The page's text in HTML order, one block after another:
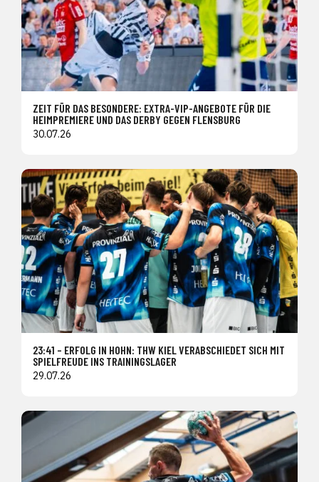
ZEIT FÜR DAS BESONDERE: EXTRA-VIP-ANGEBOTE FÜR DIE
HEIMPREMIERE UND DAS DERBY GEGEN FLENSBURG
30.07.26
23:41 – ERFOLG IN HOHN: THW KIEL VERABSCHIEDET SICH MIT
SPIELFREUDE INS TRAININGSLAGER
29.07.26